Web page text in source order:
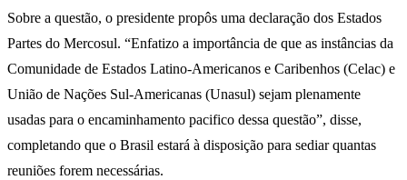
Sobre a questão, o presidente propôs uma declaração dos Estados
Partes do Mercosul. “Enfatizo a importância de que as instâncias da
Comunidade de Estados Latino-Americanos e Caribenhos (Celac) e
União de Nações Sul-Americanas (Unasul) sejam plenamente
usadas para o encaminhamento pacifico dessa questão”, disse,
completando que o Brasil estará à disposição para sediar quantas
reuniões forem necessárias.